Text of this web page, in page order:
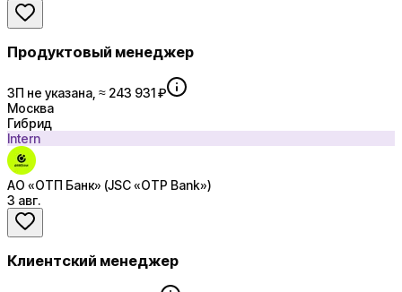
Продуктовый менеджер
ЗП не указана, ≈ 243 931 ₽
Москва
Гибрид
Intern
АО «ОТП Банк» (JSC «OTP Bank»)
3 авг.
Клиентский менеджер